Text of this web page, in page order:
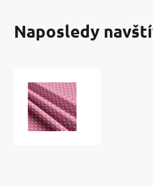
Naposledy